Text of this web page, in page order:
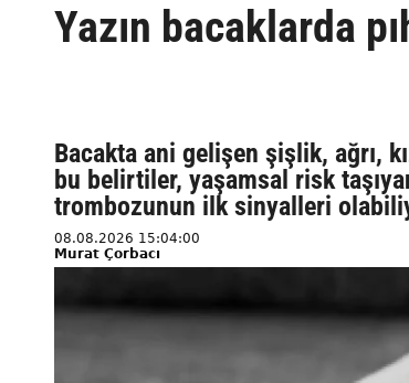
Yazın bacaklarda
Bacakta ani gelişen şişlik, ağrı,
bu belirtiler, yaşamsal risk
trombozunun ilk sinyalleri
08.08.2026 15:04:00
Murat Çorbacı